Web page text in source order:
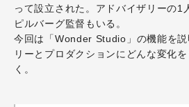
って設立された。アドバイザリーの1
ピルバーグ監督もいる。
今回は「Wonder Studio」の機能を
リーとプロダクションにどんな変化
く。